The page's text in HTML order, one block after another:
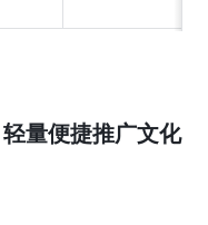
量便捷推广文化